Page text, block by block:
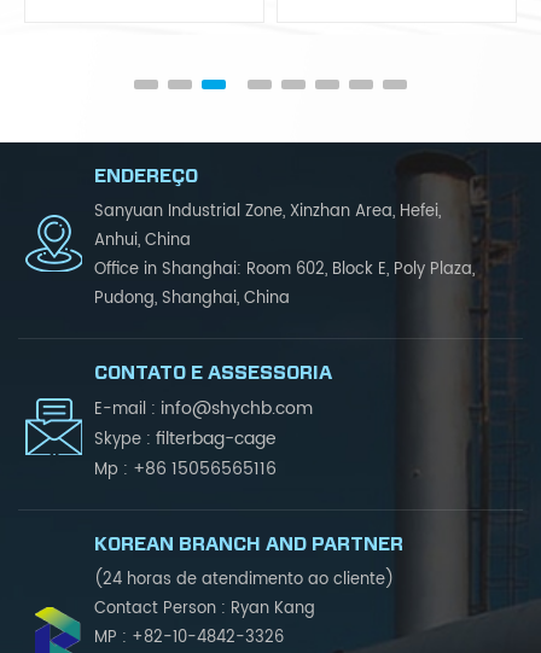
ENDEREÇO
Sanyuan Industrial Zone, Xinzhan Area, Hefei,
Anhui, China
Office in Shanghai: Room 602, Block E, Poly Plaza,
Pudong, Shanghai, China
CONTATO E ASSESSORIA
E-mail : info@shychb.com
Skype : filterbag-cage
Mp : +86 15056565116
KOREAN BRANCH AND PARTNER
(24 horas de atendimento ao cliente)
Contact Person : Ryan Kang
MP : +82-10-4842-3326